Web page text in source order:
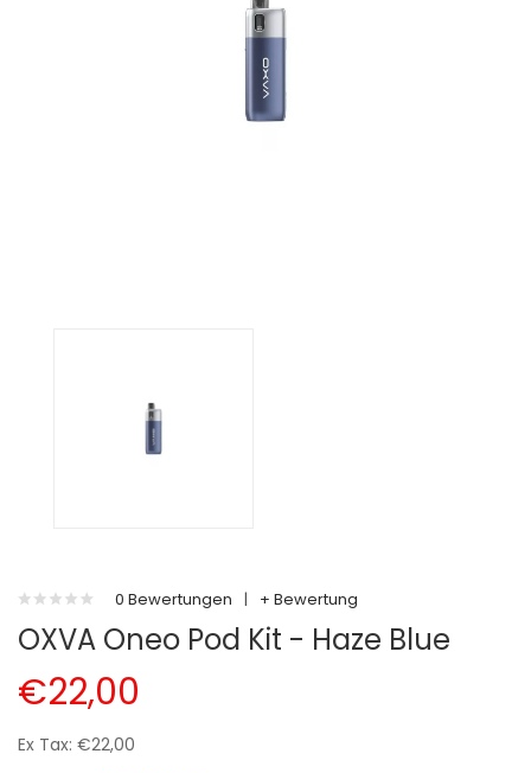
0 Bewertungen | + Bewertung
OXVA Oneo Pod Kit - Haze Blue
€22,00
Ex Tax: €22,00